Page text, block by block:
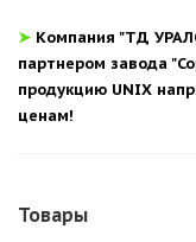
➤ Компания "ТД
партнером завода
продукцию UNIX
ценам!
Товары